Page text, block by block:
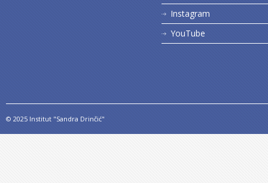
Instagram
YouTube
© 2025 Institut "Sandra Drinčić"